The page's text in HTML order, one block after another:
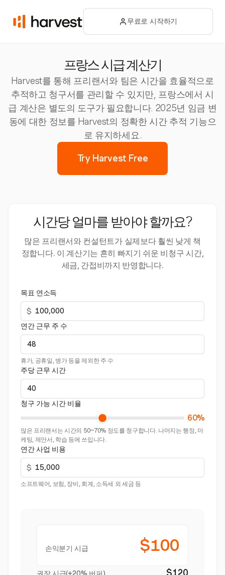
무료로 시작하기
프랑스 시급 계산기
Harvest를 통해 프리랜서와 팀은 시간을 효율적으로
추적하고 청구서를 관리할 수 있지만, 프랑스에서 시
급 계산은 별도의 도구가 필요합니다. 2025년 임금 변
동에 대한 정보를 Harvest의 정확한 시간 추적 기능으
로 유지하세요.
Try Harvest Free
시간당 얼마를 받아야 할까요?
많은 프리랜서와 컨설턴트가 실제보다 훨씬 낮게 책
정합니다. 이 계산기는 흔히 빠지기 쉬운 비청구 시간,
세금, 간접비까지 반영합니다.
목표 연소득
$
연간 근무 주 수
휴가, 공휴일, 병가 등을 제외한 주 수
주당 근무 시간
청구 가능 시간 비율
60%
많은 프리랜서는 시간의 50~70% 정도를 청구합니다. 나머지는 행정, 마
케팅, 제안서, 학습 등에 쓰입니다.
연간 사업 비용
$
소프트웨어, 보험, 장비, 회계, 소득세 외 세금 등
손익분기 시급 $100
$120